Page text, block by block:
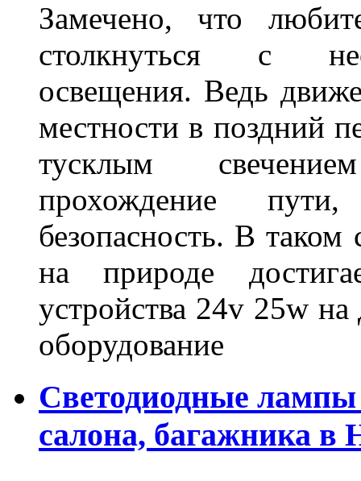
Замечено, что
столкнуться с
освещения. Ведь
местности в поздний
тусклым
прохождение
безопасность. В
на природе
устройства 24v 25w
оборудование
Светодиодные лампы
салона, багажника в